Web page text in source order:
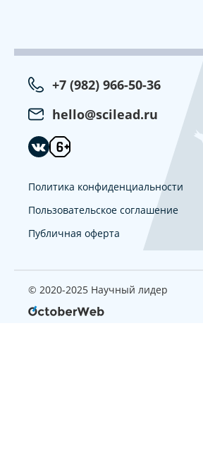
+7 (982) 966-50-36
hello@scilead.ru
Политика конфиденциальности
Пользовательское соглашение
Публичная оферта
© 2020-2025 Научный лидер